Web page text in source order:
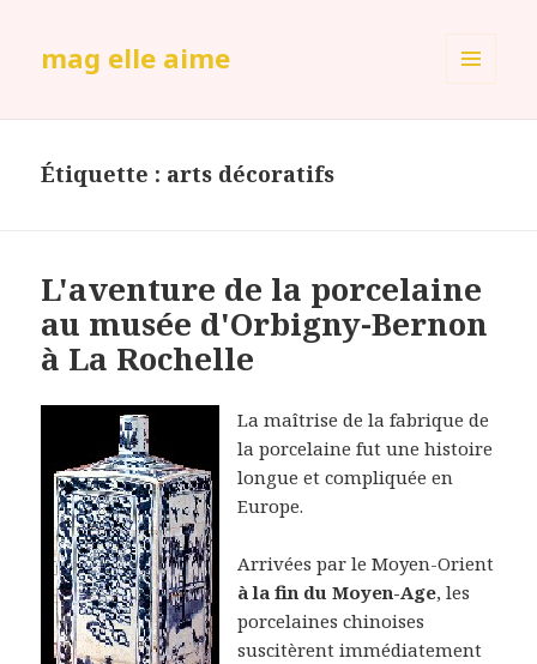
mag elle aime
Étiquette : arts décoratifs
L'aventure de la porcelaine
au musée d'Orbigny-Bernon
à La Rochelle
La maîtrise de la fabrique de
la porcelaine fut une histoire
longue et compliquée en
Europe.
Arrivées par le Moyen-Orient
à la fin du Moyen-Age, les
porcelaines chinoises
suscitèrent immédiatement